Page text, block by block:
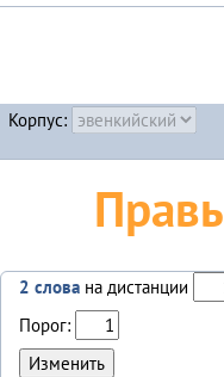
Корпус:
2 слована дистанции
Порог: